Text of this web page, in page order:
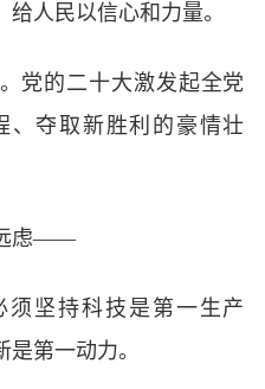
人民以信心和力量。
党的二十大激发起全党
、夺取新胜利的豪情壮
虑——
须坚持科技是第一生产
第一动力。